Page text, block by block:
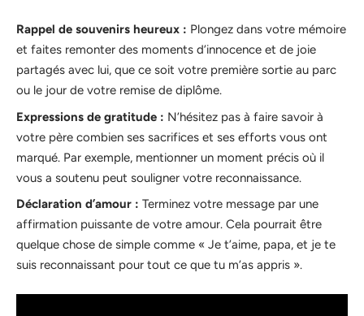
Rappel de souvenirs heureux : Plongez dans votre mémoire
et faites remonter des moments d’innocence et de joie
partagés avec lui, que ce soit votre première sortie au parc
ou le jour de votre remise de diplôme.
Expressions de gratitude : N’hésitez pas à faire savoir à
votre père combien ses sacrifices et ses efforts vous ont
marqué. Par exemple, mentionner un moment précis où il
vous a soutenu peut souligner votre reconnaissance.
Déclaration d’amour : Terminez votre message par une
affirmation puissante de votre amour. Cela pourrait être
quelque chose de simple comme « Je t’aime, papa, et je te
suis reconnaissant pour tout ce que tu m’as appris ».